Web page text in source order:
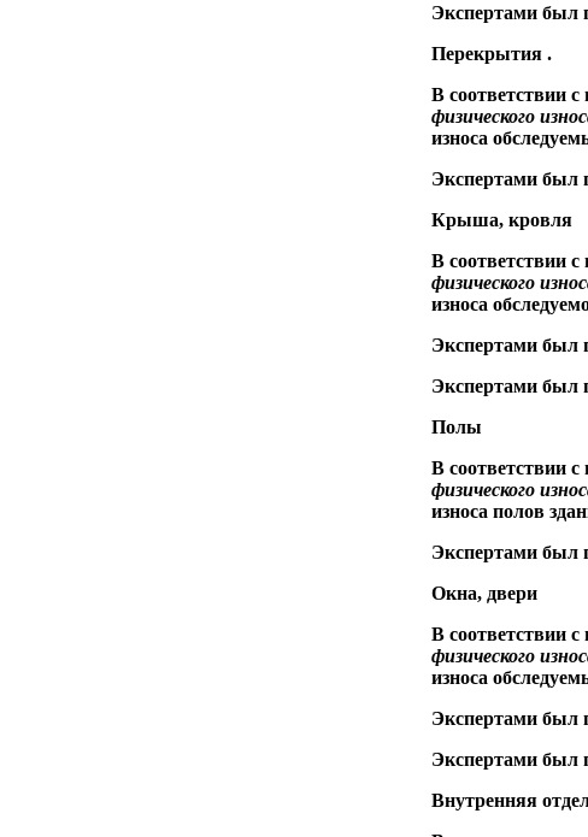
Экспертами был
Перекрытия .
В соответствии
физического
износа
Экспертами был
Крыша, кровля
В соответствии
физического
износа
Экспертами был
Экспертами был
Полы
В соответствии
физического
износа полов
Экспертами был
Окна, двери
В соответствии
физического
износа
Экспертами был
Экспертами был
Внутренняя